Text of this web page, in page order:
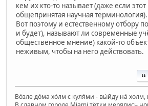
кем их кто-то называет (даже если этот
общепринятая научная терминология).
Вот поэтому и естественному отбору
и будет), называют ли современные
общественное мнение) какой-то
неживым, чтобы на него действовать.
Во́зле до́ма хо́лм с куля́ми - вы́йду на́ холм,